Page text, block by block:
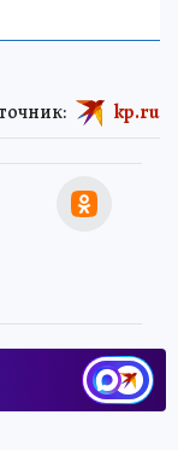
kp.ru